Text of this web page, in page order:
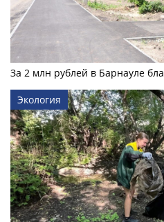
За 2 млн рублей в Барнауле
Экология